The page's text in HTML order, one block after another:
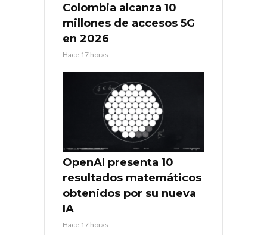
Colombia alcanza 10
millones de accesos 5G
en 2026
Hace 17 horas
OpenAI presenta 10
resultados matemáticos
obtenidos por su nueva
IA
Hace 17 horas